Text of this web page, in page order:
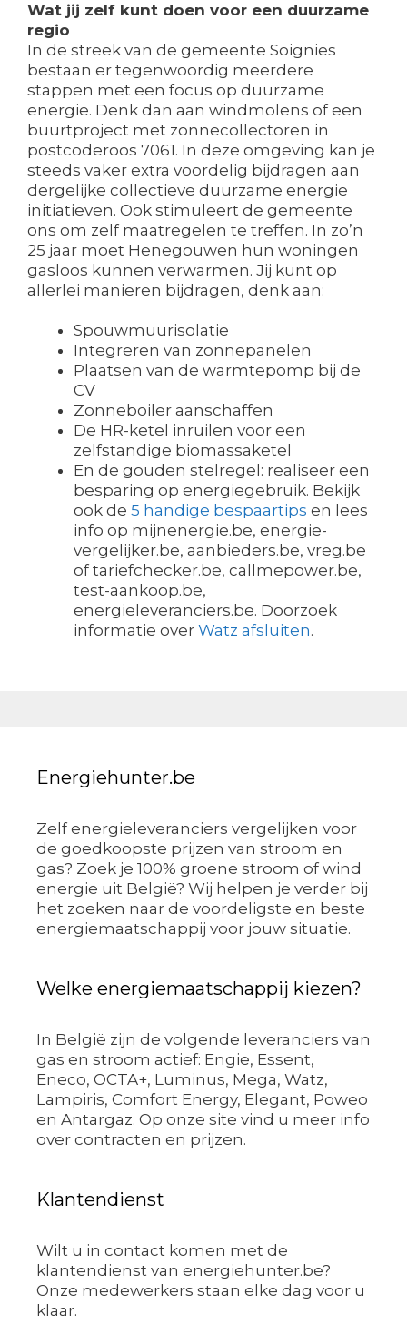
Wat jij zelf kunt doen voor een duurzame
regio
In de streek van de gemeente Soignies
bestaan er tegenwoordig meerdere
stappen met een focus op duurzame
energie. Denk dan aan windmolens of een
buurtproject met zonnecollectoren in
postcoderoos 7061. In deze omgeving kan je
steeds vaker extra voordelig bijdragen aan
dergelijke collectieve duurzame energie
initiatieven. Ook stimuleert de gemeente
ons om zelf maatregelen te treffen. In zo’n
25 jaar moet Henegouwen hun woningen
gasloos kunnen verwarmen. Jij kunt op
allerlei manieren bijdragen, denk aan:
Spouwmuurisolatie
Integreren van zonnepanelen
Plaatsen van de warmtepomp bij de
CV
Zonneboiler aanschaffen
De HR-ketel inruilen voor een
zelfstandige biomassaketel
En de gouden stelregel: realiseer een
besparing op energiegebruik. Bekijk
ook de 5 handige bespaartips en lees
info op mijnenergie.be, energie-
vergelijker.be, aanbieders.be, vreg.be
of tariefchecker.be, callmepower.be,
test-aankoop.be,
energieleveranciers.be. Doorzoek
informatie over Watz afsluiten.
Energiehunter.be
Zelf energieleveranciers vergelijken voor
de goedkoopste prijzen van stroom en
gas? Zoek je 100% groene stroom of wind
energie uit België? Wij helpen je verder bij
het zoeken naar de voordeligste en beste
energiemaatschappij voor jouw situatie.
Welke energiemaatschappij kiezen?
In België zijn de volgende leveranciers van
gas en stroom actief: Engie, Essent,
Eneco, OCTA+, Luminus, Mega, Watz,
Lampiris, Comfort Energy, Elegant, Poweo
en Antargaz. Op onze site vind u meer info
over contracten en prijzen.
Klantendienst
Wilt u in contact komen met de
klantendienst van energiehunter.be?
Onze medewerkers staan elke dag voor u
klaar.